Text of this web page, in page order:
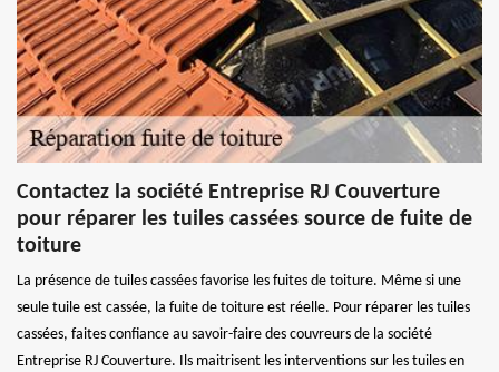
Contactez la société Entreprise RJ Couverture
pour réparer les tuiles cassées source de fuite de
toiture
La présence de tuiles cassées favorise les fuites de toiture. Même si une
seule tuile est cassée, la fuite de toiture est réelle. Pour réparer les tuiles
cassées, faites confiance au savoir-faire des couvreurs de la société
Entreprise RJ Couverture. Ils maitrisent les interventions sur les tuiles en